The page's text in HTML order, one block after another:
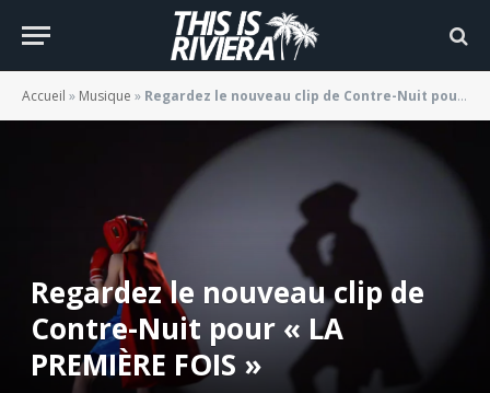
Accueil » Musique » Regardez le nouveau clip de Contre-Nuit pour « LA PREMIÈRE FOIS »
Regardez le nouveau clip de
Contre-Nuit pour « LA
PREMIÈRE FOIS »